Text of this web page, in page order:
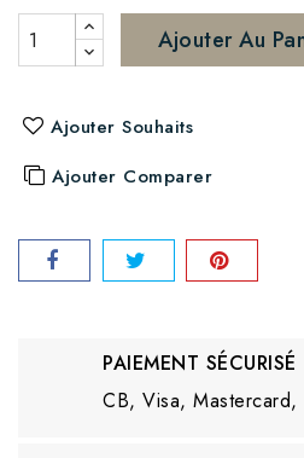
Ajouter Au
Ajouter Souhaits
Ajouter Comparer
PAIEMENT SÉCURISÉ
CB, Visa, Mastercard,